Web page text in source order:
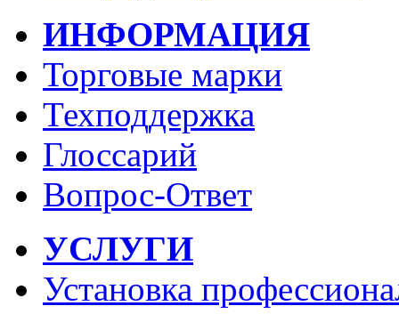
ИНФОРМАЦИЯ
Торговые марки
Техподдержка
Глоссарий
Вопрос-Ответ
УСЛУГИ
Установка